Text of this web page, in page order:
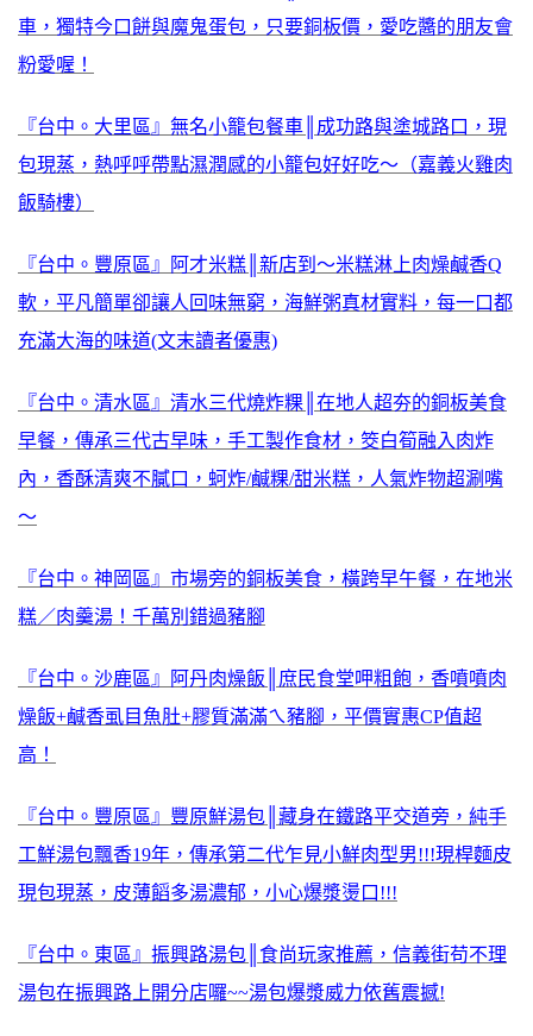
車，獨特今口餅與魔鬼蛋包，只要銅板價，愛吃醬的朋友會
粉愛喔！
『台中。大里區』無名小籠包餐車║成功路與塗城路口，現
包現蒸，熱呼呼帶點濕潤感的小籠包好好吃～（嘉義火雞肉
飯騎樓）
『台中。豐原區』阿才米糕║新店到～米糕淋上肉燥鹹香Q
軟，平凡簡單卻讓人回味無窮，海鮮粥真材實料，每一口都
充滿大海的味道(文末讀者優惠)
『台中。清水區』清水三代燒炸粿║在地人超夯的銅板美食
早餐，傳承三代古早味，手工製作食材，筊白筍融入肉炸
內，香酥清爽不膩口，蚵炸/鹹粿/甜米糕，人氣炸物超涮嘴
～
『台中。神岡區』市場旁的銅板美食，橫跨早午餐，在地米
糕／肉羹湯！千萬別錯過豬腳
『台中。沙鹿區』阿丹肉燥飯║庶民食堂呷粗飽，香噴噴肉
燥飯+鹹香虱目魚肚+膠質滿滿ㄟ豬腳，平價實惠CP值超
高！
『台中。豐原區』豐原鮮湯包║藏身在鐵路平交道旁，純手
工鮮湯包飄香19年，傳承第二代乍見小鮮肉型男!!!現桿麵皮
現包現蒸，皮薄饀多湯濃郁，小心爆漿燙口!!!
『台中。東區』振興路湯包║食尚玩家推薦，信義街苟不理
湯包在振興路上開分店囉~~湯包爆漿威力依舊震撼!